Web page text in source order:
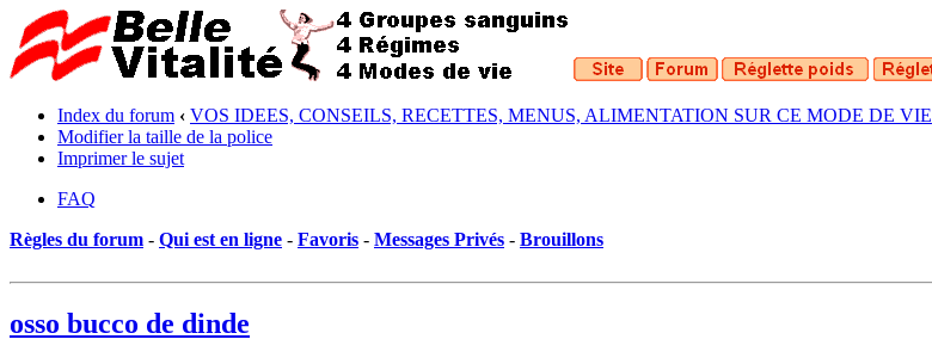
Index du forum ‹ VOS IDEES, CONSEILS, RECETTES, MENUS, ALIMENTATION SUR CE MODE DE VIE
Modifier la taille de la police
Imprimer le sujet
FAQ
Règles du forum - Qui est en ligne - Favoris - Messages Privés - Brouillons
osso bucco de dinde